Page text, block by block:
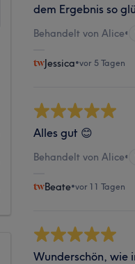
dem Ergebnis so
Behandelt von Alice•
Jessica•vor 5 Tagen
Alles gut 😊
Behandelt von Alice•
Beate•vor 11 Tagen
Wunderschön, wie